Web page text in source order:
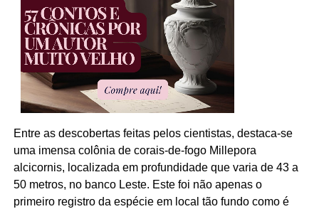
Entre as descobertas feitas pelos cientistas, destaca-se
uma imensa colônia de corais-de-fogo Millepora
alcicornis, localizada em profundidade que varia de 43 a
50 metros, no banco Leste. Este foi não apenas o
primeiro registro da espécie em local tão fundo como é